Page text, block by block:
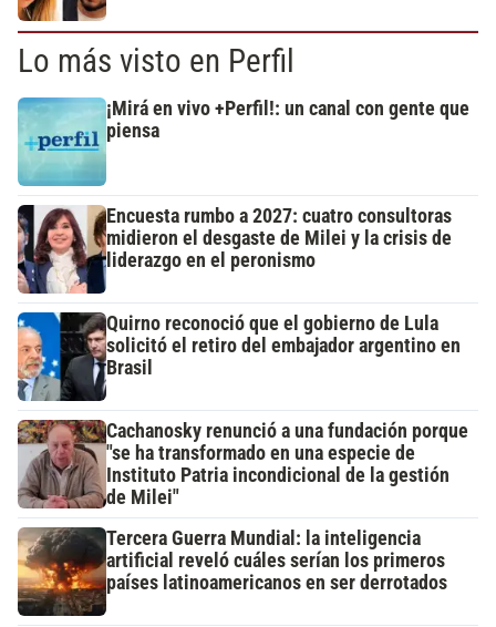
Lo más visto en Perfil
¡Mirá en vivo +Perfil!: un canal con gente que
piensa
Encuesta rumbo a 2027: cuatro consultoras
midieron el desgaste de Milei y la crisis de
liderazgo en el peronismo
Quirno reconoció que el gobierno de Lula
solicitó el retiro del embajador argentino en
Brasil
Cachanosky renunció a una fundación porque
"se ha transformado en una especie de
Instituto Patria incondicional de la gestión
de Milei"
Tercera Guerra Mundial: la inteligencia
artificial reveló cuáles serían los primeros
países latinoamericanos en ser derrotados